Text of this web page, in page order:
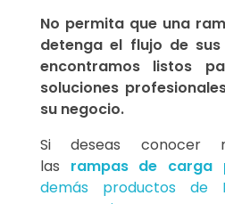
No permita que una
detenga el flujo de sus
encontramos listos
soluciones
su negocio.
Si deseas conocer
las rampas de carga
demás productos de